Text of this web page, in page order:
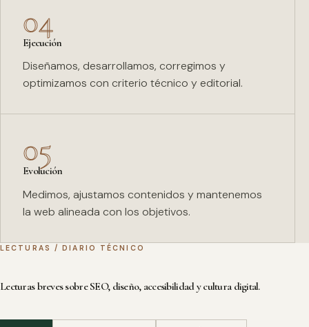
04
Ejecución
Diseñamos, desarrollamos, corregimos y
optimizamos con criterio técnico y editorial.
05
Evolución
Medimos, ajustamos contenidos y mantenemos
la web alineada con los objetivos.
LECTURAS / DIARIO TÉCNICO
Lecturas breves sobre SEO, diseño, accesibilidad y cultura digital.